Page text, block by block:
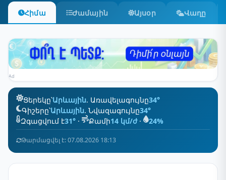
Հիմա Ժամային Այսօր Վաղը
Ad
Ցերեկը՝Արևային. Առավելագույնը34°
Գիշերը՝Արևային. Նվազագույնը34°
Զգացվում է31° · Քամի14 կմ/ժ· 24%
Թարմացվել է: 07.08.2026 18:13